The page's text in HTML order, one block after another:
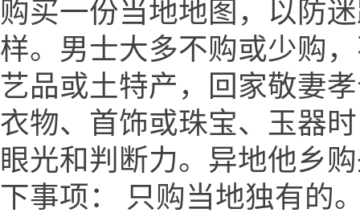
购买一份当地地图，以防
样。男士大多不购或少购
艺品或土特产，回家敬妻
衣物、首饰或珠宝、玉器
眼光和判断力。异地他乡
下事项： 只购当地独有的